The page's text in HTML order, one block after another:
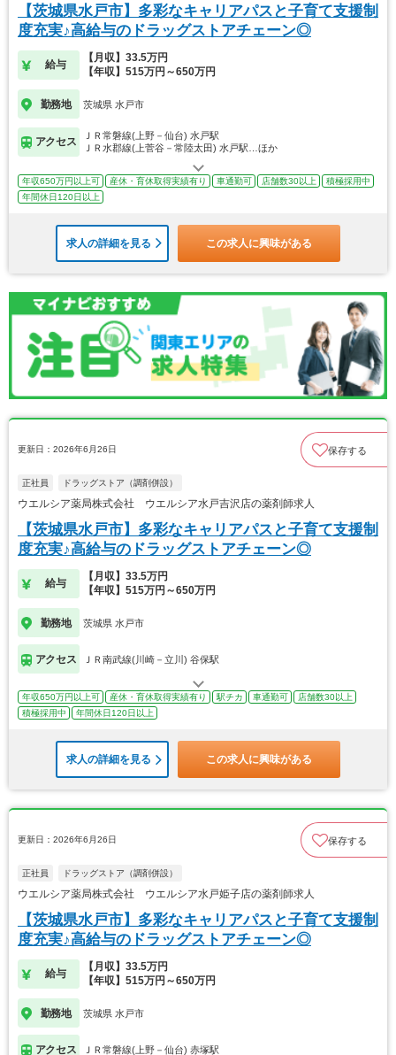
【茨城県水戸市】多彩なキャリアパスと子育て支援制
度充実♪高給与のドラッグストアチェーン◎
給与
【月収】33.5万円
【年収】515万円～650万円
勤務地 茨城県 水戸市
アクセス
ＪＲ常磐線(上野－仙台) 水戸駅
ＪＲ水郡線(上菅谷－常陸太田) 水戸駅…ほか
年収650万円以上可 産休・育休取得実績有り 車通勤可 店舗数30以上
積極採用中
年間休日120日以上
求人の詳細を見る この求人に興味がある
更新日：2026年6月26日 保存する
正社員 ドラッグストア（調剤併設）
ウエルシア薬局株式会社 ウエルシア水戸吉沢店の薬剤師求人
【茨城県水戸市】多彩なキャリアパスと子育て支援制
度充実♪高給与のドラッグストアチェーン◎
給与
【月収】33.5万円
【年収】515万円～650万円
勤務地 茨城県 水戸市
アクセス ＪＲ南武線(川崎－立川) 谷保駅
年収650万円以上可 産休・育休取得実績有り 駅チカ 車通勤可
店舗数30以上
積極採用中
年間休日120日以上
求人の詳細を見る この求人に興味がある
更新日：2026年6月26日 保存する
正社員 ドラッグストア（調剤併設）
ウエルシア薬局株式会社 ウエルシア水戸姫子店の薬剤師求人
【茨城県水戸市】多彩なキャリアパスと子育て支援制
度充実♪高給与のドラッグストアチェーン◎
給与
【月収】33.5万円
【年収】515万円～650万円
勤務地 茨城県 水戸市
アクセス ＪＲ常磐線(上野－仙台) 赤塚駅